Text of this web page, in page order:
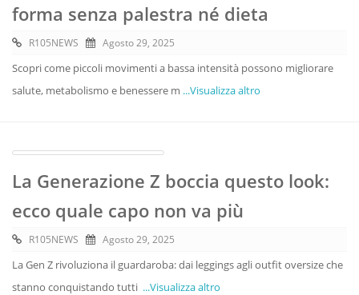
forma senza palestra né dieta
R105NEWS Agosto 29, 2025
Scopri come piccoli movimenti a bassa intensità possono migliorare
salute, metabolismo e benessere m ...Visualizza altro
La Generazione Z boccia questo look:
ecco quale capo non va più
R105NEWS Agosto 29, 2025
La Gen Z rivoluziona il guardaroba: dai leggings agli outfit oversize che
stanno conquistando tutti ...Visualizza altro